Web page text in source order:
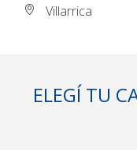
Villarrica
ELEGÍ TU